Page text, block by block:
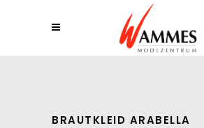
BRAUTKLEID ARABELLA